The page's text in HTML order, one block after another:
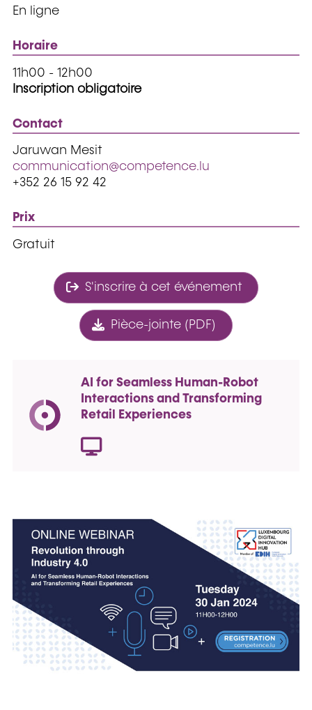
En ligne
Horaire
11h00 - 12h00
Inscription obligatoire
Contact
Jaruwan Mesit
communication@competence.lu
+352 26 15 92 42
Prix
Gratuit
S'inscrire à cet événement
Pièce-jointe (PDF)
AI for Seamless Human-Robot
Interactions and Transforming
Retail Experiences